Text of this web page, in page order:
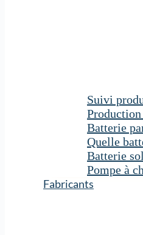
Suivi
Production
Batterie
Quelle
Batterie
Pompe à
Fabricants